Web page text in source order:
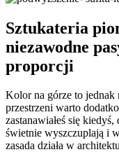
Sztukateria
niezawodne
proporcji
Kolor na górze to jednak
przestrzeni warto
zastanawiałeś się
świetnie wyszczuplają i
zasada działa w